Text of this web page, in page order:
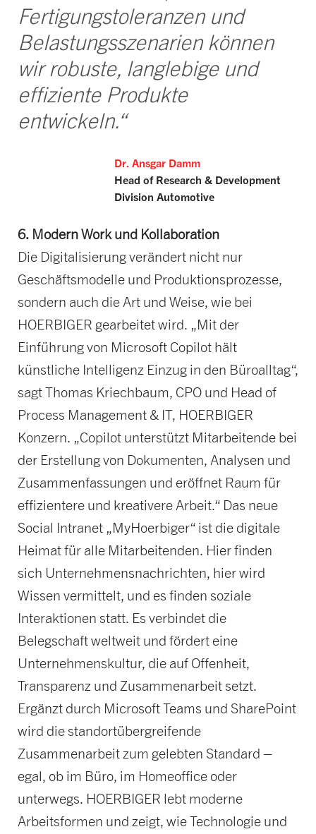
Fertigungstoleranzen und
Belastungsszenarien können
wir robuste, langlebige und
effiziente Produkte
entwickeln.“
Dr. Ansgar Damm
Head of Research & Development
Division Automotive
6. Modern Work und Kollaboration
Die Digitalisierung verändert nicht nur
Geschäftsmodelle und Produktionsprozesse,
sondern auch die Art und Weise, wie bei
HOERBIGER gearbeitet wird. „Mit der
Einführung von Microsoft Copilot hält
künstliche Intelligenz Einzug in den Büroalltag“,
sagt Thomas Kriechbaum, CPO und Head of
Process Management & IT, HOERBIGER
Konzern. „Copilot unterstützt Mitarbeitende bei
der Erstellung von Dokumenten, Analysen und
Zusammenfassungen und eröffnet Raum für
effizientere und kreativere Arbeit.“ Das neue
Social Intranet „MyHoerbiger“ ist die digitale
Heimat für alle Mitarbeitenden. Hier finden
sich Unternehmensnachrichten, hier wird
Wissen vermittelt, und es finden soziale
Interaktionen statt. Es verbindet die
Belegschaft weltweit und fördert eine
Unternehmenskultur, die auf Offenheit,
Transparenz und Zusammenarbeit setzt.
Ergänzt durch Microsoft Teams und SharePoint
wird die standortübergreifende
Zusammenarbeit zum gelebten Standard –
egal, ob im Büro, im Homeoffice oder
unterwegs. HOERBIGER lebt moderne
Arbeitsformen und zeigt, wie Technologie und